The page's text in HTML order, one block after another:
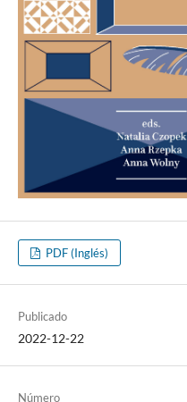
PDF (Inglés)
Publicado
2022-12-22
Número